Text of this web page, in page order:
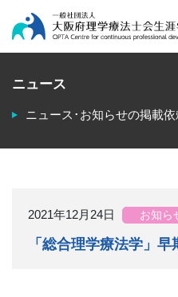
ニュース
ニュース･お知らせの掲載依
2021年12月24日 お知ら
「総合理学療法学」